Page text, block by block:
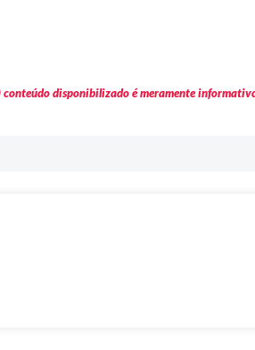
conteúdo disponibilizado é meramente